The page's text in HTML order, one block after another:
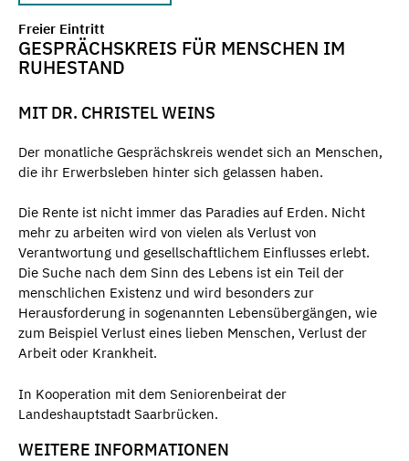
Freier Eintritt
GESPRÄCHSKREIS FÜR MENSCHEN IM
RUHESTAND
MIT DR. CHRISTEL WEINS
Der monatliche Gesprächskreis wendet sich an Menschen,
die ihr Erwerbsleben hinter sich gelassen haben.
Die Rente ist nicht immer das Paradies auf Erden. Nicht
mehr zu arbeiten wird von vielen als Verlust von
Verantwortung und gesellschaftlichem Einflusses erlebt.
Die Suche nach dem Sinn des Lebens ist ein Teil der
menschlichen Existenz und wird besonders zur
Herausforderung in sogenannten Lebensübergängen, wie
zum Beispiel Verlust eines lieben Menschen, Verlust der
Arbeit oder Krankheit.
In Kooperation mit dem Seniorenbeirat der
Landeshauptstadt Saarbrücken.
WEITERE INFORMATIONEN